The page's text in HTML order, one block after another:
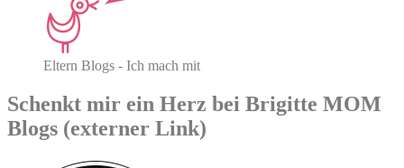
Eltern Blogs - Ich mach mit
Schenkt mir ein Herz bei Brigitte MOM
Blogs (externer Link)